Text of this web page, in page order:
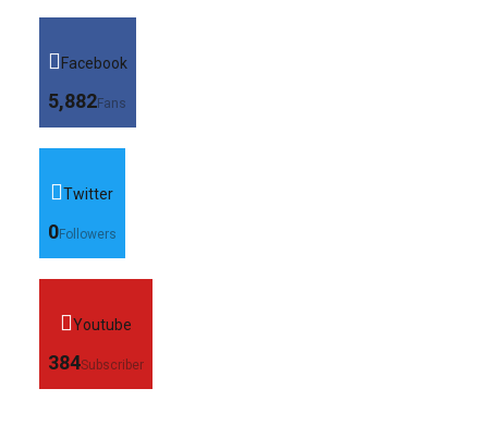
Facebook
5,882Fans
Twitter
0Followers
Youtube
384Subscriber